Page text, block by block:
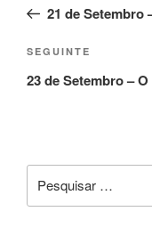
21 de Setembro
SEGUINTE
23 de Setembro –